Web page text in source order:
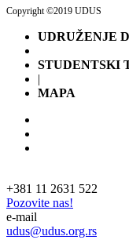
Copyright ©2019 UDUS
UDRUŽENJE
STUDENTSKI
|
MAPA
+381 11 2631 522
Pozovite nas!
e-mail
udus@udus.org.rs